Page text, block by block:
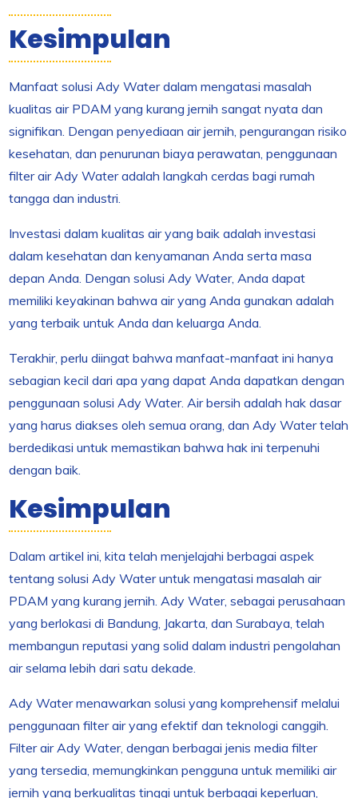
Kesimpulan
Manfaat solusi Ady Water dalam mengatasi masalah
kualitas air PDAM yang kurang jernih sangat nyata dan
signifikan. Dengan penyediaan air jernih, pengurangan risiko
kesehatan, dan penurunan biaya perawatan, penggunaan
filter air Ady Water adalah langkah cerdas bagi rumah
tangga dan industri.
Investasi dalam kualitas air yang baik adalah investasi
dalam kesehatan dan kenyamanan Anda serta masa
depan Anda. Dengan solusi Ady Water, Anda dapat
memiliki keyakinan bahwa air yang Anda gunakan adalah
yang terbaik untuk Anda dan keluarga Anda.
Terakhir, perlu diingat bahwa manfaat-manfaat ini hanya
sebagian kecil dari apa yang dapat Anda dapatkan dengan
penggunaan solusi Ady Water. Air bersih adalah hak dasar
yang harus diakses oleh semua orang, dan Ady Water telah
berdedikasi untuk memastikan bahwa hak ini terpenuhi
dengan baik.
Kesimpulan
Dalam artikel ini, kita telah menjelajahi berbagai aspek
tentang solusi Ady Water untuk mengatasi masalah air
PDAM yang kurang jernih. Ady Water, sebagai perusahaan
yang berlokasi di Bandung, Jakarta, dan Surabaya, telah
membangun reputasi yang solid dalam industri pengolahan
air selama lebih dari satu dekade.
Ady Water menawarkan solusi yang komprehensif melalui
penggunaan filter air yang efektif dan teknologi canggih.
Filter air Ady Water, dengan berbagai jenis media filter
yang tersedia, memungkinkan pengguna untuk memiliki air
jernih yang berkualitas tinggi untuk berbagai keperluan,